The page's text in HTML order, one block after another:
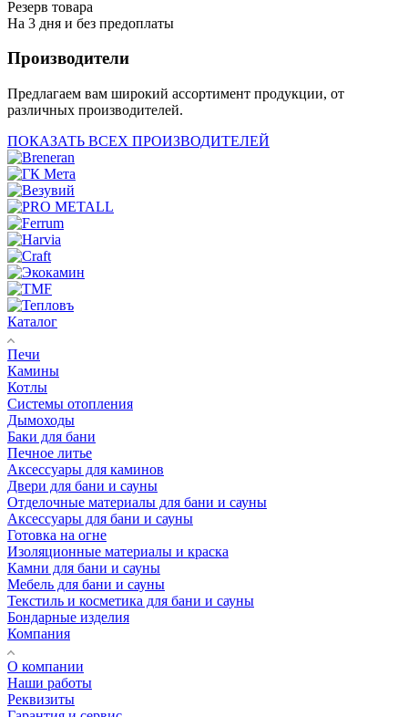
Резерв товара
На 3 дня и без предоплаты
Производители
Предлагаем вам широкий ассортимент продукции, от
различных производителей.
ПОКАЗАТЬ ВСЕХ ПРОИЗВОДИТЕЛЕЙ
Каталог
Печи
Камины
Котлы
Системы отопления
Дымоходы
Баки для бани
Печное литье
Аксессуары для каминов
Двери для бани и сауны
Отделочные материалы для бани и сауны
Аксессуары для бани и сауны
Готовка на огне
Изоляционные материалы и краска
Камни для бани и сауны
Мебель для бани и сауны
Текстиль и косметика для бани и сауны
Бондарные изделия
Компания
О компании
Наши работы
Реквизиты